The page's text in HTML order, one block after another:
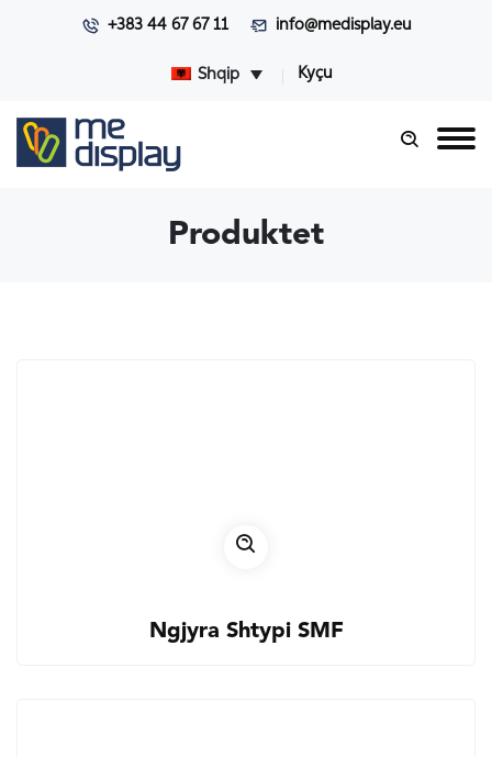
+383 44 67 67 11 info@medisplay.eu
Shqip Kyçu
Produktet
Ngjyra Shtypi SMF